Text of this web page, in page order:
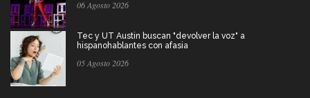
06 Agosto 2026
Tec y UT Austin buscan "devolver la voz" a
hispanohablantes con afasia
05 Agosto 2026